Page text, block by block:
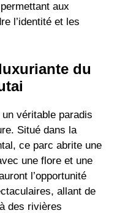
aux
l’identité et les
du
véritable paradis
Situé dans la
ce parc abrite une
une flore et une
l’opportunité
allant de
des rivières